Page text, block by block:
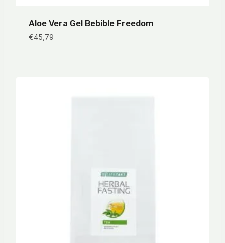
Aloe Vera Gel Bebible Freedom
€45,79